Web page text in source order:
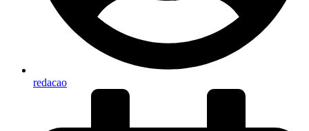
redacao